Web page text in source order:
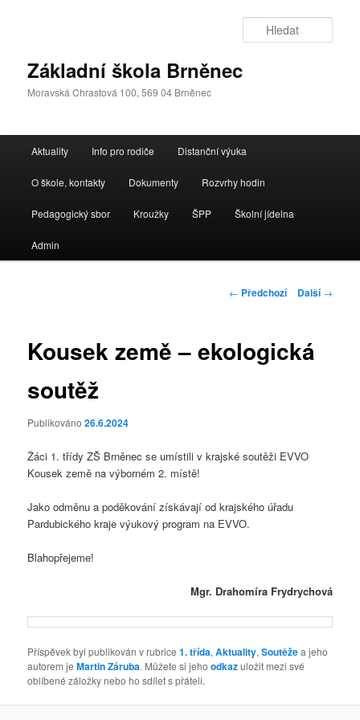
Základní škola Brněnec
Moravská Chrastová 100, 569 04 Brněnec
navigační
Aktuality Info pro rodiče Distanční výuka
O škole, kontakty Dokumenty Rozvrhy hodin
Pedagogický sbor Kroužky ŠPP Školní jídelna
Admin
Navigace
← Předchozí Další→
Kousek země – ekologická
soutěž
Publikováno26.6.2024
Žáci 1. třídy ZŠ Brněnec se umístili v krajské soutěži EVVO
Kousek země na výborném 2. místě!
Jako odměnu a poděkování získávají od krajského úřadu
Pardubického kraje výukový program na EVVO.
Blahopřejeme!
Mgr. Drahomíra Frydrychová
Příspěvek byl publikován v rubrice1. třída,Aktuality,Soutěžea jeho
autorem jeMartin Záruba. Můžete si jehoodkazuložit mezi své
oblíbené záložky nebo ho sdílet s přáteli.